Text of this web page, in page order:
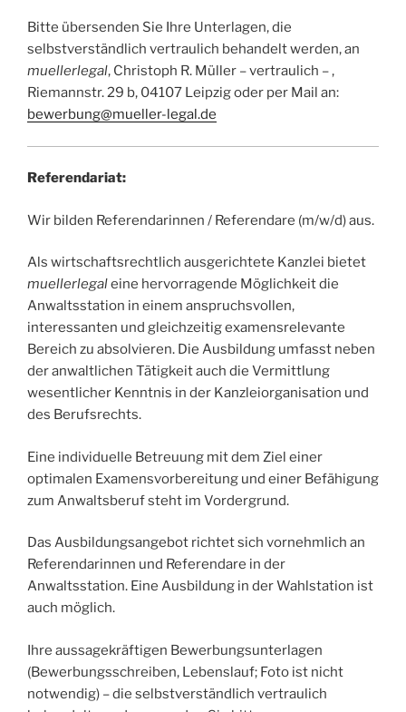
Bitte übersenden Sie Ihre Unterlagen, die
selbstverständlich vertraulich behandelt werden, an
muellerlegal, Christoph R. Müller – vertraulich – ,
Riemannstr. 29 b, 04107 Leipzig oder per Mail an:
bewerbung@mueller-legal.de
Referendariat:
Wir bilden Referendarinnen / Referendare (m/w/d) aus.
Als wirtschaftsrechtlich ausgerichtete Kanzlei bietet
muellerlegaleine hervorragende Möglichkeit die
Anwaltsstation in einem anspruchsvollen,
interessanten und gleichzeitig examensrelevante
Bereich zu absolvieren. Die Ausbildung umfasst neben
der anwaltlichen Tätigkeit auch die Vermittlung
wesentlicher Kenntnis in der Kanzleiorganisation und
des Berufsrechts.
Eine individuelle Betreuung mit dem Ziel einer
optimalen Examensvorbereitung und einer Befähigung
zum Anwaltsberuf steht im Vordergrund.
Das Ausbildungsangebot richtet sich vornehmlich an
Referendarinnen und Referendare in der
Anwaltsstation. Eine Ausbildung in der Wahlstation ist
auch möglich.
Ihre aussagekräftigen Bewerbungsunterlagen
(Bewerbungsschreiben, Lebenslauf; Foto ist nicht
notwendig) – die selbstverständlich vertraulich